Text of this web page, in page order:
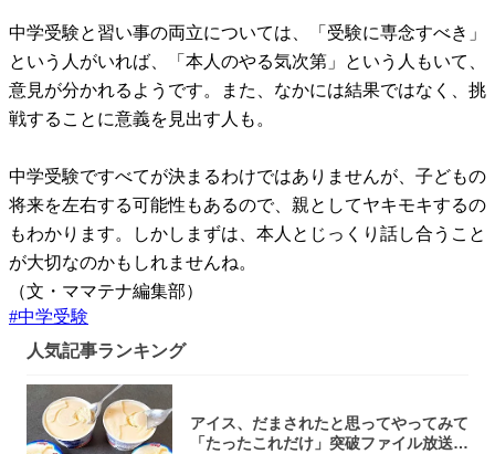
中学受験と習い事の両立については、「受験に専念すべき」
という人がいれば、「本人のやる気次第」という人もいて、
意見が分かれるようです。また、なかには結果ではなく、挑
戦することに意義を見出す人も。
中学受験ですべてが決まるわけではありませんが、子どもの
将来を左右する可能性もあるので、親としてヤキモキするの
もわかります。しかしまずは、本人とじっくり話し合うこと
が大切なのかもしれませんね。
（文・ママテナ編集部）
#中学受験
人気記事ランキング
アイス、だまされたと思ってやってみて
「たったこれだけ」突破ファイル放送で